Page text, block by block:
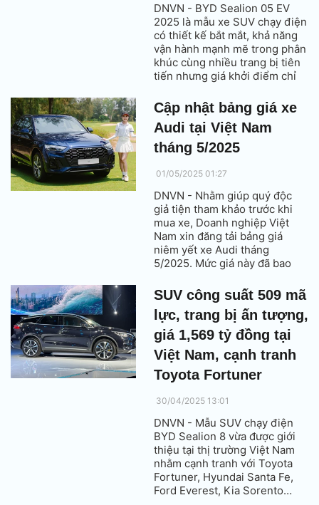
DNVN - BYD Sealion 05 EV
2025 là mẫu xe SUV chạy điện
có thiết kế bắt mắt, khả năng
vận hành mạnh mẽ trong phân
khúc cùng nhiều trang bị tiên
tiến nhưng giá khởi điểm chỉ
đương 415,96 triệu đồng).
Cập nhật bảng giá xe
Audi tại Việt Nam
tháng 5/2025
01/05/2025 01:27
DNVN - Nhằm giúp quý độc
giả tiện tham khảo trước khi
mua xe, Doanh nghiệp Việt
Nam xin đăng tải bảng giá
niêm yết xe Audi tháng
5/2025. Mức giá này đã bao
SUV công suất 509 mã
lực, trang bị ấn tượng,
giá 1,569 tỷ đồng tại
Việt Nam, cạnh tranh
Toyota Fortuner
30/04/2025 13:01
DNVN - Mẫu SUV chạy điện
BYD Sealion 8 vừa được giới
thiệu tại thị trường Việt Nam
nhằm cạnh tranh với Toyota
Fortuner, Hyundai Santa Fe,
Ford Everest, Kia Sorento…